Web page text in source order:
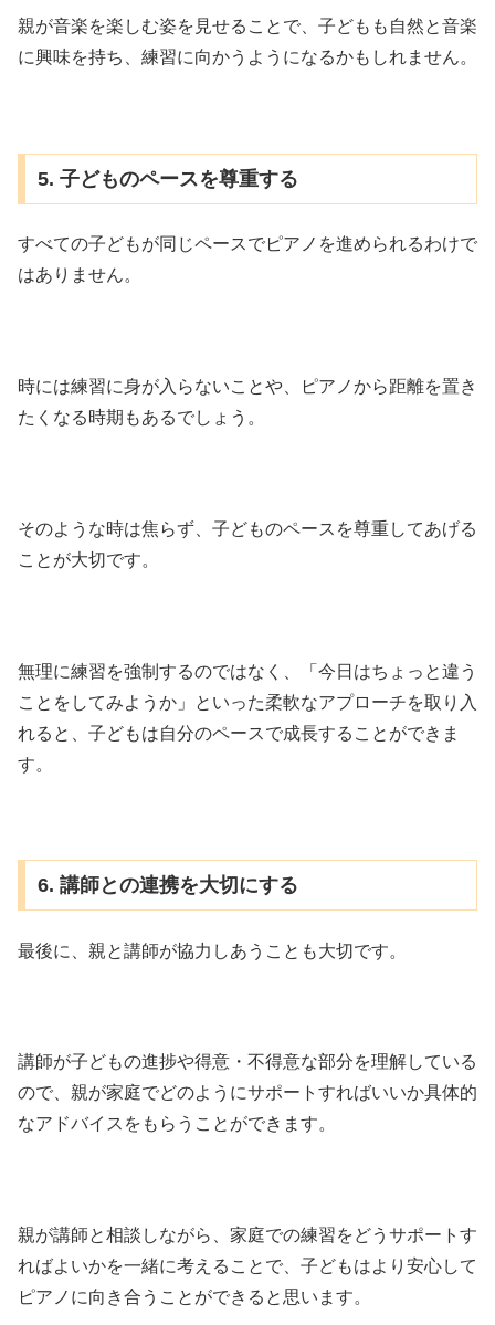
親が音楽を楽しむ姿を見せることで、子どもも自然と音楽
に興味を持ち、練習に向かうようになるかもしれません。
5. 子どものペースを尊重する
すべての子どもが同じペースでピアノを進められるわけで
はありません。
時には練習に身が入らないことや、ピアノから距離を置き
たくなる時期もあるでしょう。
そのような時は焦らず、子どものペースを尊重してあげる
ことが大切です。
無理に練習を強制するのではなく、「今日はちょっと違う
ことをしてみようか」といった柔軟なアプローチを取り入
れると、子どもは自分のペースで成長することができま
す。
6. 講師との連携を大切にする
最後に、親と講師が協力しあうことも大切です。
講師が子どもの進捗や得意・不得意な部分を理解している
ので、親が家庭でどのようにサポートすればいいか具体的
なアドバイスをもらうことができます。
親が講師と相談しながら、家庭での練習をどうサポートす
ればよいかを一緒に考えることで、子どもはより安心して
ピアノに向き合うことができると思います。